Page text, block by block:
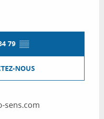
79 ▒▒
NOUS
sens.com